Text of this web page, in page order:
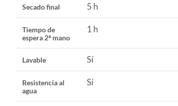
Secado final 5 h
Tiempo de
espera 2ª mano
1 h
Lavable Sí
Resistencia al
agua
Sí